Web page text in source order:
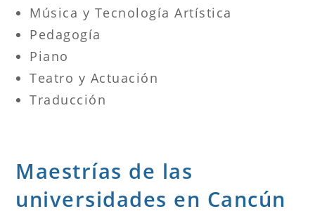
Música y Tecnología Artística
Pedagogía
Piano
Teatro y Actuación
Traducción
Maestrías de las
universidades en Cancún